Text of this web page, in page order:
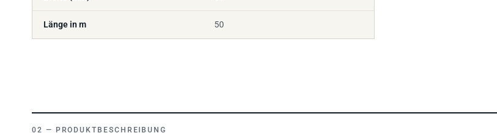
Länge in m 50
PRODUKTBESCHREIBUNG